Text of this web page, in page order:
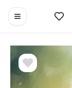
Toggle
Aimer